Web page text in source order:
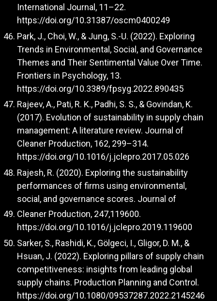
International Journal, 11–22.
https://doi.org/10.31387/oscm0400249
Park, J., Choi, W., & Jung, S.-U. (2022). Exploring
Trends in Environmental, Social, and Governance
Themes and Their Sentimental Value Over Time.
Frontiers in Psychology, 13.
https://doi.org/10.3389/fpsyg.2022.890435
Rajeev, A., Pati, R. K., Padhi, S. S., & Govindan, K.
(2017). Evolution of sustainability in supply chain
management: A literature review. Journal of
Cleaner Production, 162, 299–314.
https://doi.org/10.1016/j.jclepro.2017.05.026
Rajesh, R. (2020). Exploring the sustainability
performances of firms using environmental,
social, and governance scores. Journal of
Cleaner Production, 247,119600.
https://doi.org/10.1016/j.jclepro.2019.119600
Sarker, S., Rashidi, K., Gölgeci, I., Gligor, D. M., &
Hsuan, J. (2022). Exploring pillars of supply chain
competitiveness: insights from leading global
supply chains. Production Planning and Control.
https://doi.org/10.1080/09537287.2022.2145246